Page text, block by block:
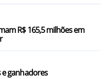
R$ 165,5 milhões em
e ganhadores